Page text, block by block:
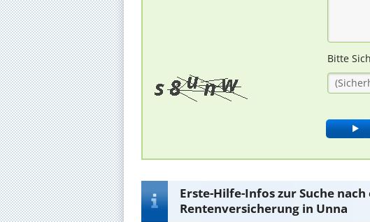
Bitte
Erste-Hilfe-Infos zur Suche
Rentenversicherung in Unna